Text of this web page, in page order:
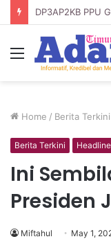
Menu
Home / Berita Terkini
Berita Terkini Headline
Ini
Presiden
Miftahul May 1,